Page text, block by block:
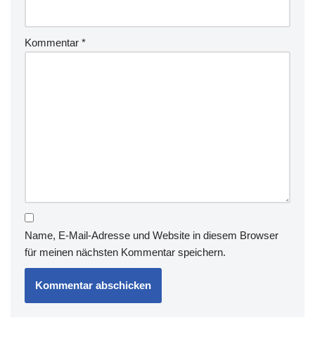
Kommentar *
Name, E-Mail-Adresse und Website in diesem Browser
für meinen nächsten Kommentar speichern.